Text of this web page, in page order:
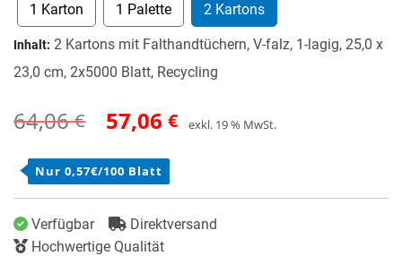
1 Karton 1 Palette 2 Kartons
Inhalt: 2 Kartons mit Falthandtüchern, V-falz, 1-lagig, 25,0 x
23,0 cm, 2x5000 Blatt, Recycling
64,06€
Ursprünglicher
Preis
war:
64,06 €
57,06€
Aktueller
Preis
ist:
57,06 €.
exkl. 19 % MwSt.
Nur 0,57€/100 Blatt
Verfügbar
Direktversand
Hochwertige Qualität